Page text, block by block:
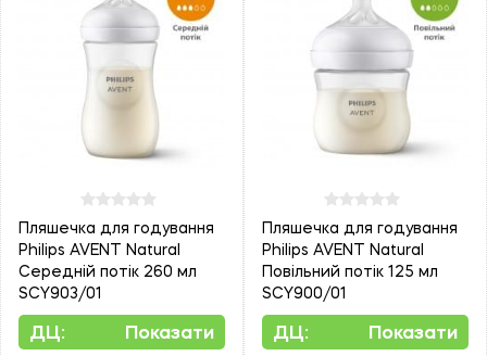
Пляшечка для годування
Philips AVENT Natural
Середній потік 260 мл
SCY903/01
ДЦ: Показати
Пляшечка для годування
Philips AVENT Natural
Повільний потік 125 мл
SCY900/01
ДЦ: Показати